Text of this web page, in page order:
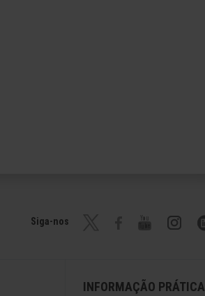
Siga-nos
INFORMAÇÃO PRÁTICA